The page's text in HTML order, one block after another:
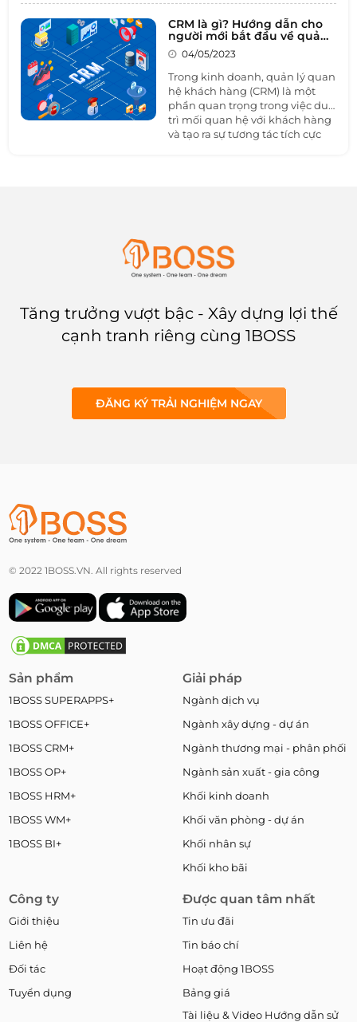
mềm quản lý nhân viên thị
trường kinh doanh là một giải
pháp hiệu quả giúp doanh
theo dõi hoạt động của đội ngũ
nhân viên kinh doanh.
CRM là gì? Hướng dẫn cho
người mới bắt đầu về quản
lý quan hệ khách hàng
04/05/2023
Trong kinh doanh, quản lý quan
hệ khách hàng (CRM) là một
phần quan trọng trong việc duy
trì mối quan hệ với khách hàng
và tạo ra sự tương tác tích cực
Tăng trưởng vượt bậc - Xây dựng lợi thế
cạnh tranh riêng cùng 1BOSS
ĐĂNG KÝ TRẢI NGHIỆM NGAY
© 2022 1BOSS.VN. All rights reserved
Sản phẩm
1BOSS SUPERAPPS+
1BOSS OFFICE+
1BOSS CRM+
1BOSS OP+
1BOSS HRM+
1BOSS WM+
1BOSS BI+
Giải pháp
Ngành dịch vụ
Ngành xây dựng - dự án
Ngành thương mại - phân phối
Ngành sản xuất - gia công
Khối kinh doanh
Khối văn phòng - dự án
Khối nhân sự
Khối kho bãi
Công ty
Giới thiệu
Liên hệ
Đối tác
Tuyển dụng
Được quan tâm nhất
Tin ưu đãi
Tin báo chí
Hoạt động 1BOSS
Bảng giá
Tài liệu & Video Hướng dẫn sử